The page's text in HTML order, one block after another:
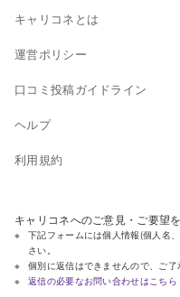
キャリコネとは
運営ポリシー
口コミ投稿ガイドライン
ヘルプ
利用規約
キャリコネへのご意見・ご要望
下記フォームには個人情報(個人名
さい。
個別に返信はできませんので、ご了
返信の必要なお問い合わせはこちら